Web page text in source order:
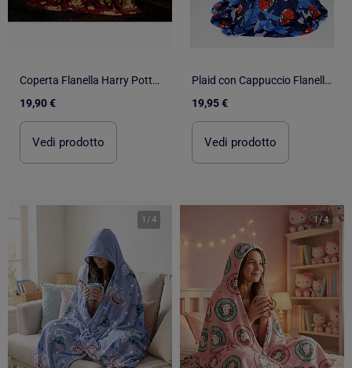
Coperta Flanella Harry Potter Hogwarts 110x150cm – All-Over Stemmi
19,90 €
Vedi prodotto
Plaid con Cappuccio Flanella Spider-Man Marvel 120x150cm – All-Over Camo – Licenza Ufficiale Marvel
19,95 €
Vedi prodotto
1 /4 1/4